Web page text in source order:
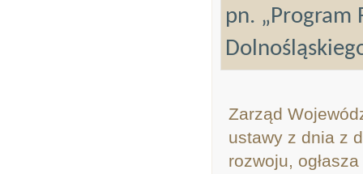
pn. „Program
Zarząd
ustawy z dnia z
rozwoju,